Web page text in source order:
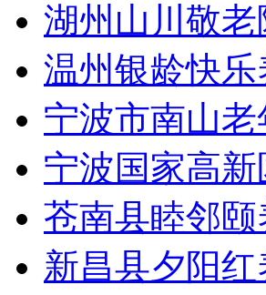
湖州山川敬
温州银龄快乐
宁波市南山
宁波国家高
苍南县睦邻
新昌县夕阳